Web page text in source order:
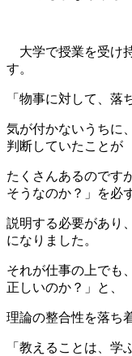
大学で授業を受け
す。
「物事に対して、落
気が付かないうちに
判断していたことが
たくさんあるのです
そうなのか？」を必
説明する必要があり
になりました。
それが仕事の上でも
正しいのか？」と、
理論の整合性を落ち
「教えることは、学